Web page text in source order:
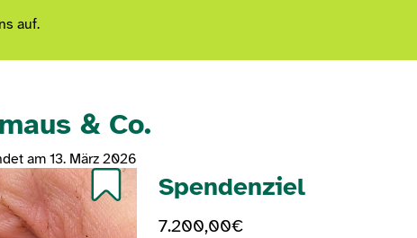
auf.
& Co.
am 13. März 2026
Spendenziel
7.200,00€